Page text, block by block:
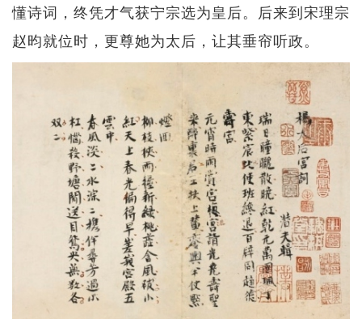
懂诗词，终凭才气获宁宗选为皇后。后来到宋理宗
赵昀就位时，更尊她为太后，让其垂帘听政。